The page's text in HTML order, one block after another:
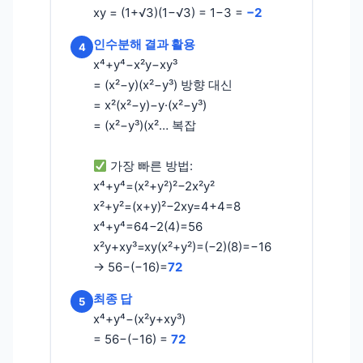
xy = (1+√3)(1−√3) = 1−3 = −2
4
인수분해 결과 활용
x⁴+y⁴−x²y−xy³
= (x²−y)(x²−y³) 방향 대신
= x²(x²−y)−y·(x²−y³)
= (x²−y³)(x²… 복잡
가장 빠른 방법:
x⁴+y⁴=(x²+y²)²−2x²y²
x²+y²=(x+y)²−2xy=4+4=8
x⁴+y⁴=64−2(4)=56
x²y+xy³=xy(x²+y²)=(−2)(8)=−16
→ 56−(−16)=72
5
최종 답
x⁴+y⁴−(x²y+xy³)
= 56−(−16) = 72